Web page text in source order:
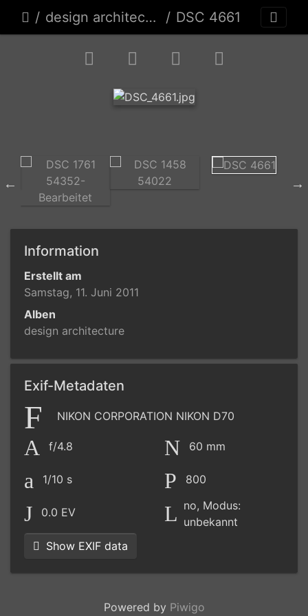
design architecture DSC 4661
Information
Erstellt am
Samstag, 11. Juni 2011
Alben
design architecture
Exif-Metadaten
NIKON CORPORATION NIKON D70
f/4.8 60 mm
1/10 s 800
0.0 EV
no, Modus:
unbekannt
Show EXIF data
Powered by Piwigo